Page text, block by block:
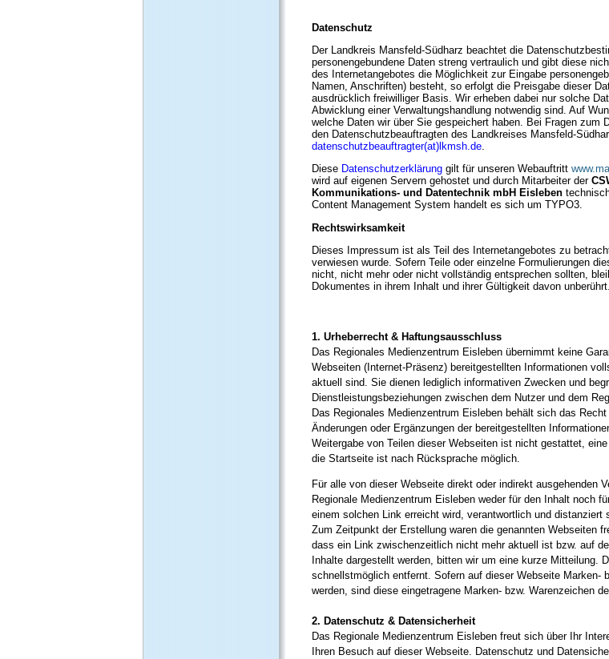
Datenschutz
Der Landkreis Mansfeld-Südharz beachtet die
personengebundene Daten streng vertraulich und gibt diese
des Internetangebotes die Möglichkeit zur Eingabe
Namen, Anschriften) besteht, so erfolgt die Preisgabe dieser
ausdrücklich freiwilliger Basis. Wir erheben dabei nur solche
Abwicklung einer Verwaltungshandlung notwendig sind. Auf
welche Daten wir über Sie gespeichert haben. Bei Fragen zum
den Datenschutzbeauftragten des Landkreises Mansfeld-
datenschutzbeauftragter(at)lkmsh.de.
Diese Datenschutzerklärunggilt für unseren Webauftritt
wird auf eigenen Servern gehostet und durch Mitarbeiter der
Kommunikations- und Datentechnik mbH Eisleben
Content Management System handelt es sich um TYPO3.
Rechtswirksamkeit
Dieses Impressum ist als Teil des Internetangebotes zu
verwiesen wurde. Sofern Teile oder einzelne Formulierungen
nicht, nicht mehr oder nicht vollständig entsprechen sollten,
Dokumentes in ihrem Inhalt und ihrer Gültigkeit davon unberührt.
1. Urheberrecht & Haftungsausschluss
Das Regionales Medienzentrum Eisleben übernimmt keine
Webseiten (Internet-Präsenz) bereitgestellten Informationen
aktuell sind. Sie dienen lediglich informativen Zwecken und
Dienstleistungsbeziehungen zwischen dem Nutzer und dem
Das Regionales Medienzentrum Eisleben behält sich das Recht
Änderungen oder Ergänzungen der bereitgestellten
Weitergabe von Teilen dieser Webseiten ist nicht gestattet,
die Startseite ist nach Rücksprache möglich.
Für alle von dieser Webseite direkt oder indirekt ausgehenden
Regionale Medienzentrum Eisleben weder für den Inhalt noch
einem solchen Link erreicht wird, verantwortlich und distanziert
Zum Zeitpunkt der Erstellung waren die genannten Webseiten
dass ein Link zwischenzeitlich nicht mehr aktuell ist bzw. auf
Inhalte dargestellt werden, bitten wir um eine kurze Mitteilung.
schnellstmöglich entfernt. Sofern auf dieser Webseite Marken-
werden, sind diese eingetragene Marken- bzw. Warenzeichen
2. Datenschutz & Datensicherheit
Das Regionale Medienzentrum Eisleben freut sich über Ihr
Ihren Besuch auf dieser Webseite. Datenschutz und